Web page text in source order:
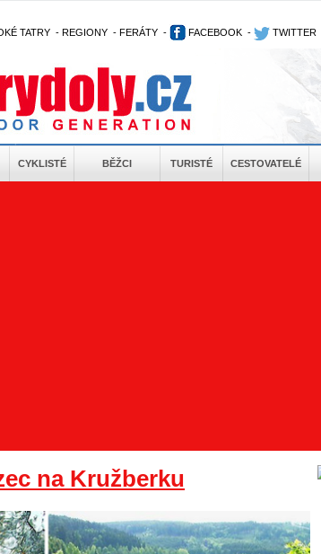
TATRY - REGIONY - FERÁTY - FACEBOOK - TWITTER
CYKLISTÉ BĚŽCI TURISTÉ CESTOVATELÉ
na Kružberku